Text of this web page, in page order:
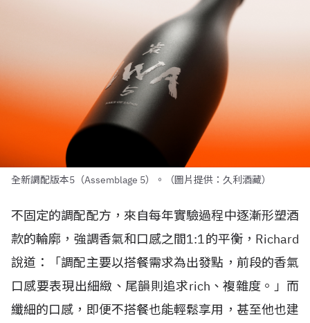
全新調配版本5（Assemblage 5）。（圖片提供：久利酒藏）
不固定的調配配方，來自每年實驗過程中逐漸形塑酒
款的輪廓，強調香氣和口感之間1:1的平衡，Richard
說道：「調配主要以搭餐需求為出發點，前段的香氣
口感要表現出細緻、尾韻則追求rich、複雜度。」而
纖細的口感，即便不搭餐也能輕鬆享用，甚至他也建